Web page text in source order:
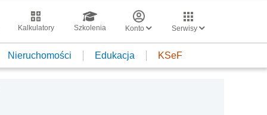
Kalkulatory Szkolenia Konto Serwisy
Nieruchomości Edukacja KSeF